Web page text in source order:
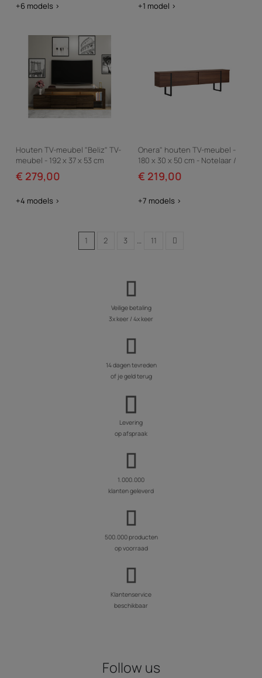
+6 models > +1 model >
Houten TV-meubel "Beliz" TV-
meubel - 192 x 37 x 53 cm
€ 279,00
+4 models >
Onera" houten TV-meubel -
180 x 30 x 50 cm - Notelaar /
Zwart
€ 219,00
+7 models >
1 2 3 … 11
Veilige betaling
3x keer / 4x keer
14 dagen tevreden
of je geld terug
Levering
op afspraak
1.000.000
klanten geleverd
500.000 producten
op voorraad
Klantenservice
beschikbaar
Follow us